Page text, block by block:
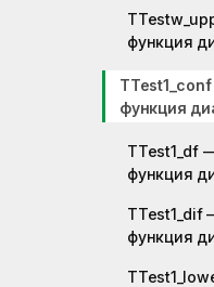
функция
функция
TTest1_df
функция
TTest1_dif
функция